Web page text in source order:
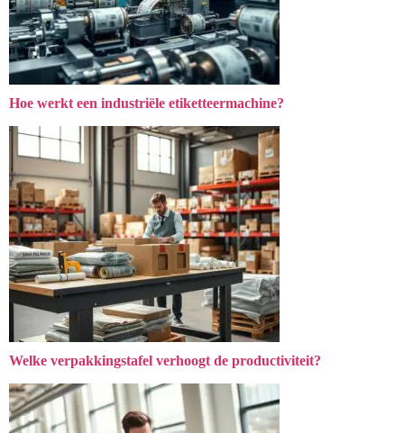
Hoe werkt een industriële etiketteermachine?
Welke verpakkingstafel verhoogt de productiviteit?